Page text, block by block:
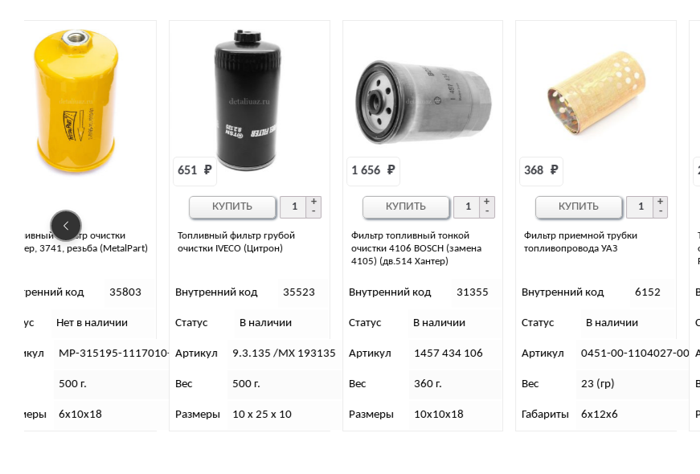
01
Топливный фильтр грубой
очистки IVECO (Цитрон)
651 ₽
Внутренний код
Статус В наличии
Артикул 9.3.135 /МХ 193135
Размеры 10 х 25 х 10
Фильтр топливный тонкой
очистки 4106 BOSCH (замена
1 656 ₽
Внутренний код
В наличии
Артикул 1457 434 106
Размеры 10х10х18
КУПИТЬ
Фильтр приемной трубки
топливопровода УАЗ
368
Внутренний код
В наличии
Артикул 0451-00-1104027-00
23 (гр)
Габариты 6х12х6
КУПИТЬ
Топливный фильтр тонкой
очистки Патриот, резьб (BIG
278
Внутренний код
Статус В наличии
Артикул GB-302
Размеры
КУПИТЬ